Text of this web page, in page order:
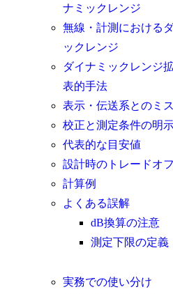
ナミックレンジ
無線・計測における
ックレンジ
ダイナミックレンジ
表的手法
表示・伝送系とのミ
校正と測定条件の明
代表的な目安値
設計時のトレードオフ
計算例
よくある誤解
dB換算の注意
測定下限の定義
実務での使い分け